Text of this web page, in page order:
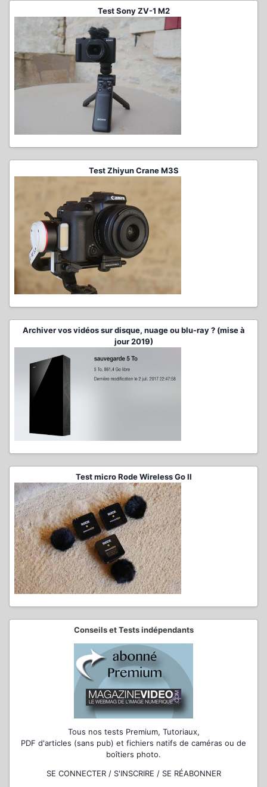
Test Sony ZV-1 M2
Test Zhiyun Crane M3S
Archiver vos vidéos sur disque, nuage ou blu-ray ? (mise à
jour 2019)
Test micro Rode Wireless Go II
Conseils et Tests indépendants
Tous nos tests Premium, Tutoriaux,
PDF d'articles (sans pub) et fichiers natifs de caméras ou de
boîtiers photo.
SE CONNECTER / S'INSCRIRE / SE RÉABONNER